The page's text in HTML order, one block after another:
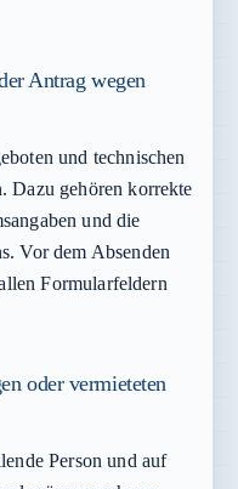
Antrag wegen
und technischen
Dazu gehören korrekte
und die
Vor dem Absenden
Formularfeldern
oder vermieteten
Person und auf